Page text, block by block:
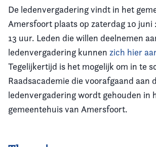
De ledenvergadering vindt in het
Amersfoort plaats op zaterdag 10 juni
13 uur. Leden die willen deelnemen
ledenvergadering kunnen zich hier
Tegelijkertijd is het mogelijk om in te
Raadsacademie die voorafgaand aan
ledenvergadering wordt gehouden in
gemeentehuis van Amersfoort.